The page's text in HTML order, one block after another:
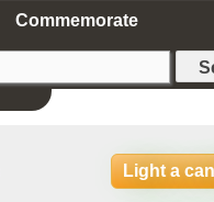
Commemorate
Light a